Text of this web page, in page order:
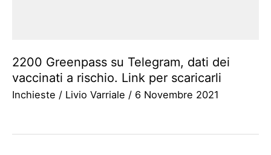
2200 Greenpass su Telegram, dati dei
vaccinati a rischio. Link per scaricarli
Inchieste / Livio Varriale / 6 Novembre 2021